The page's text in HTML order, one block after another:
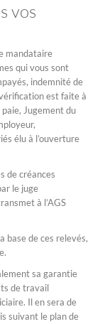
vos
mandataire
qui vous sont
indemnité de
est faite à
Jugement du
élu à l’ouverture
de créances
le juge
à l’AGS
base de ces relevés,
sa garantie
de travail
Il en sera de
suivant le plan de